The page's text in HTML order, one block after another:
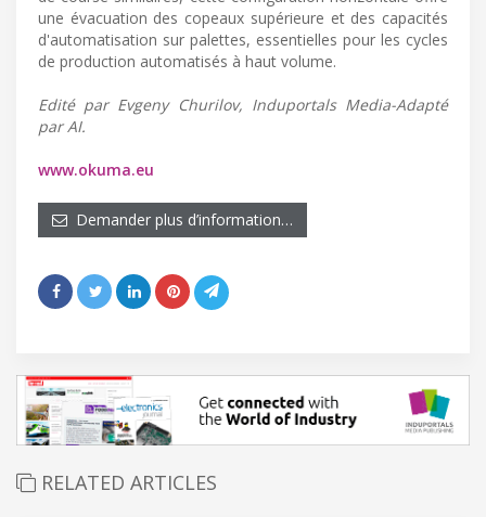
une évacuation des copeaux supérieure et des capacités
d'automatisation sur palettes, essentielles pour les cycles
de production automatisés à haut volume.
Edité par Evgeny Churilov, Induportals Media-Adapté
par AI.
www.okuma.eu
Demander plus d’information…
RELATED ARTICLES